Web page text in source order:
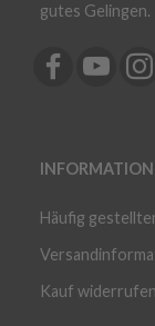
gutes Gelingen.
INFORMATION
Häufig
Kauf widerrufen